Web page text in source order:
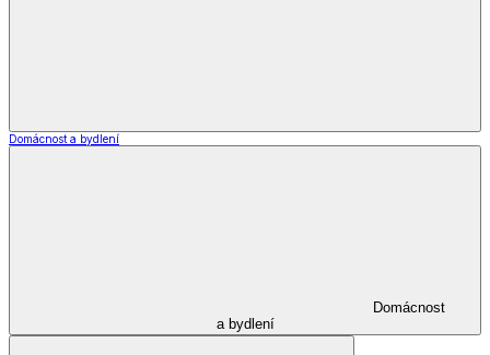
Domácnost a bydlení
Domácnost
a bydlení